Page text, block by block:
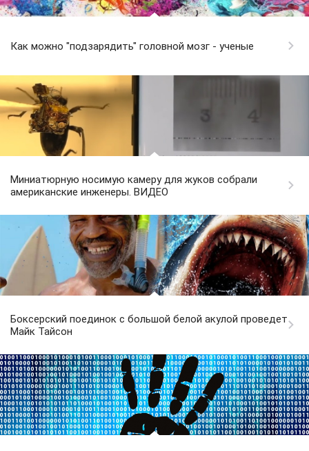
Как можно "подзарядить" головной мозг - ученые
Миниатюрную носимую камеру для жуков собрали
американские инженеры. ВИДЕО
Боксерский поединок с большой белой акулой проведет
Майк Тайсон